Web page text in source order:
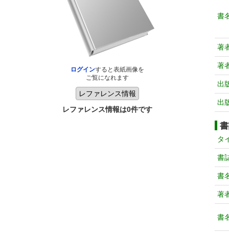
ログインすると表紙画像を
ご覧になれます
レファレンス情報は0件です
書
著
著
出
出
タ
書
書
著
書